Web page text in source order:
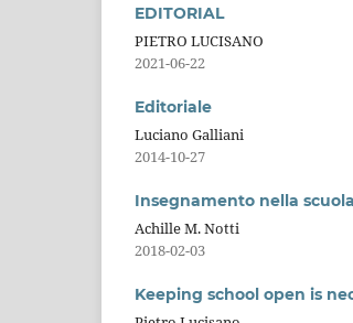
EDITORIAL
PIETRO LUCISANO
2021-06-22
Editoriale
Luciano Galliani
2014-10-27
Insegnamento nella
Achille M. Notti
2018-02-03
Keeping school open is